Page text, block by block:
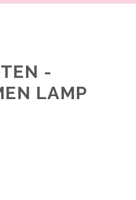
-
LAMP